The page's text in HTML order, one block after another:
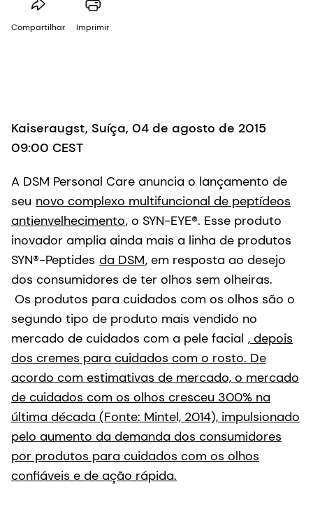
Compartilhar Imprimir
Kaiseraugst, Suíça, 04 de agosto de 2015
09:00 CEST
A DSM Personal Care anuncia o lançamento de
seu novo complexo multifuncional de peptídeos
antienvelhecimento, o SYN-EYE®. Esse produto
inovador amplia ainda mais a linha de produtos
SYN®-Peptides da DSM, em resposta ao desejo
dos consumidores de ter olhos sem olheiras.
Os produtos para cuidados com os olhos são o
segundo tipo de produto mais vendido no
mercado de cuidados com a pele facial , depois
dos cremes para cuidados com o rosto. De
acordo com estimativas de mercado, o mercado
de cuidados com os olhos cresceu 300% na
última década (Fonte: Mintel, 2014), impulsionado
pelo aumento da demanda dos consumidores
por produtos para cuidados com os olhos
confiáveis e de ação rápida.